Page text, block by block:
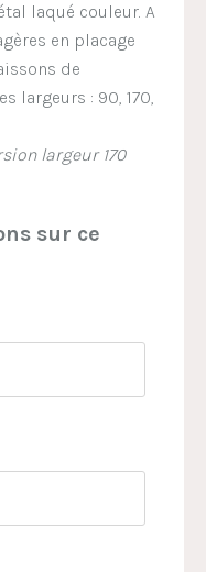
laqué couleur. A
en placage
de
largeurs : 90, 170,
largeur 170
sur ce